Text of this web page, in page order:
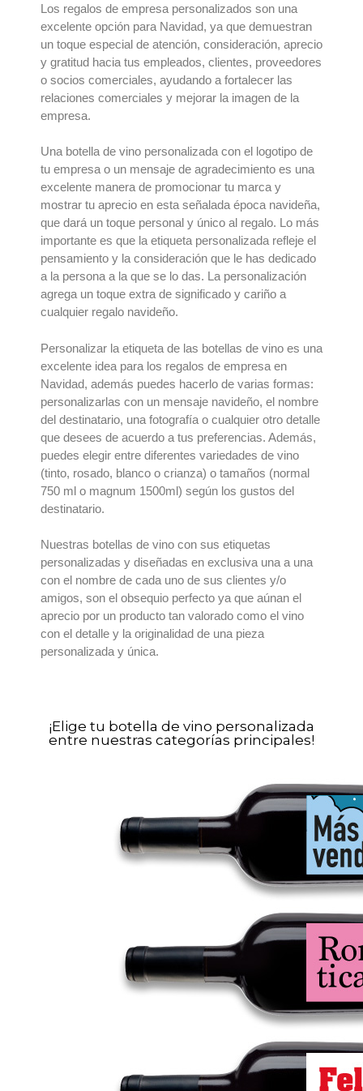
Los regalos de empresa personalizados son una
excelente opción para Navidad, ya que demuestran
un toque especial de atención, consideración, aprecio
y gratitud hacia tus empleados, clientes, proveedores
o socios comerciales, ayudando a fortalecer las
relaciones comerciales y mejorar la imagen de la
empresa.
Una botella de vino personalizada con el logotipo de
tu empresa o un mensaje de agradecimiento es una
excelente manera de promocionar tu marca y
mostrar tu aprecio en esta señalada época navideña,
que dará un toque personal y único al regalo. Lo más
importante es que la etiqueta personalizada refleje el
pensamiento y la consideración que le has dedicado
a la persona a la que se lo das. La personalización
agrega un toque extra de significado y cariño a
cualquier regalo navideño.
Personalizar la etiqueta de las botellas de vino es una
excelente idea para los regalos de empresa en
Navidad, además puedes hacerlo de varias formas:
personalizarlas con un mensaje navideño, el nombre
del destinatario, una fotografía o cualquier otro detalle
que desees de acuerdo a tus preferencias. Además,
puedes elegir entre diferentes variedades de vino
(tinto, rosado, blanco o crianza) o tamaños (normal
750 ml o magnum 1500ml) según los gustos del
destinatario.
Nuestras botellas de vino con sus etiquetas
personalizadas y diseñadas en exclusiva una a una
con el nombre de cada uno de sus clientes y/o
amigos, son el obsequio perfecto ya que aúnan el
aprecio por un producto tan valorado como el vino
con el detalle y la originalidad de una pieza
personalizada y única.
¡Elige tu botella de vino personalizada
entre nuestras categorías principales!